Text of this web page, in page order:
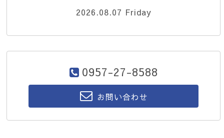
2026.08.07 Friday
0957-27-8588
お問い合わせ